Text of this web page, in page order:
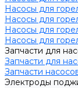
Насосы для
Насосы для
Насосы для
Насосы для
Запчасти для
Запчасти для
Запчасти
Электроды